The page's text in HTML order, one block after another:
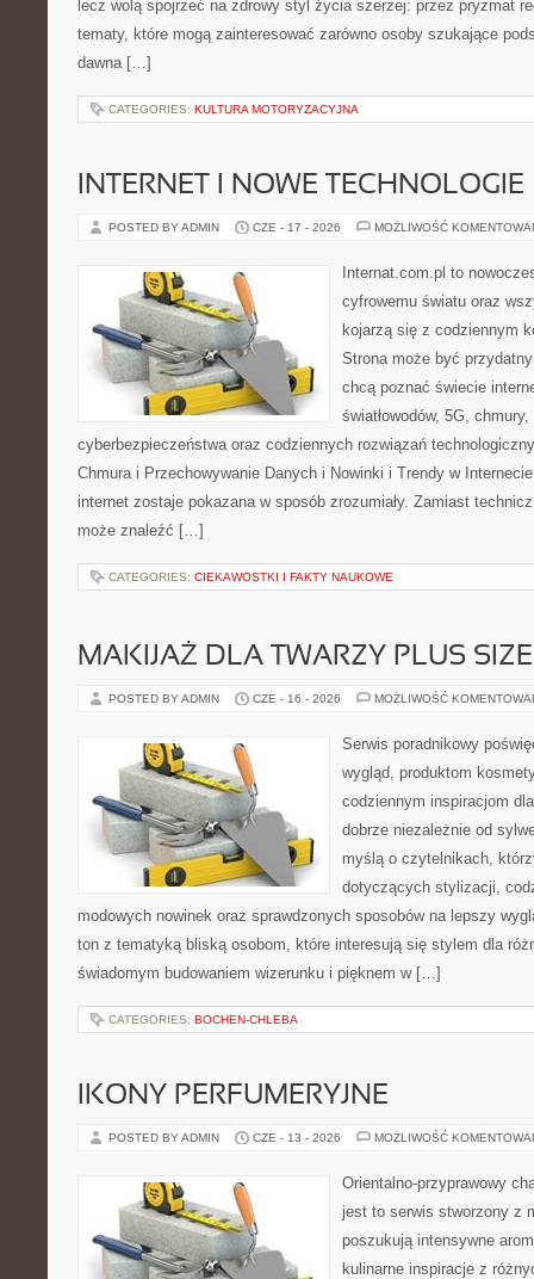
lecz wolą spojrzeć na zdrowy styl życia szerzej: przez pryzmat
tematy, które mogą zainteresować zarówno osoby szukające
dawna […]
CATEGORIES: KULTURA MOTORYZACYJNA
INTERNET I NOWE TECHNOLOGIE
POSTED BY ADMIN CZE - 17 - 2026 MOŻLIWOŚĆ
Internat.com.pl to
cyfrowemu światu oraz
kojarzą się z codziennym
Strona może być
chcą poznać świecie
światłowodów, 5G,
cyberbezpieczeństwa oraz codziennych rozwiązań
Chmura i Przechowywanie Danych i Nowinki i Trendy w
internet zostaje pokazana w sposób zrozumiały. Zamiast
może znaleźć […]
CATEGORIES: CIEKAWOSTKI I FAKTY NAUKOWE
MAKIJAŻ DLA TWARZY PLUS SIZE
POSTED BY ADMIN CZE - 16 - 2026 MOŻLIWOŚĆ
Serwis poradnikowy
wygląd, produktom
codziennym inspiracjom
dobrze niezależnie od
myślą o czytelnikach,
dotyczących stylizacji,
modowych nowinek oraz sprawdzonych sposobów na lepszy
ton z tematyką bliską osobom, które interesują się stylem dla
świadomym budowaniem wizerunku i pięknem w […]
CATEGORIES: BOCHEN-CHLEBA
IKONY PERFUMERYJNE
POSTED BY ADMIN CZE - 13 - 2026 MOŻLIWOŚĆ
Orientalno-przyprawowy
jest to serwis stworzony z
poszukują intensywne
kulinarne inspiracje z